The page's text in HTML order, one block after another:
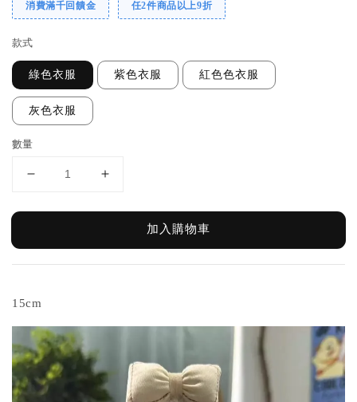
消費滿千回饋金 任2件商品以上9折
款式
綠色衣服 紫色衣服 紅色色衣服
灰色衣服
數量
加入購物車
15cm